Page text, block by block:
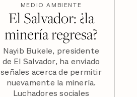
MEDIO AMBIENTE
El Salvador: ¿la
minería regresa?
Nayib Bukele, presidente
de El Salvador, ha enviado
señales acerca de permitir
nuevamente la minería.
Luchadores sociales